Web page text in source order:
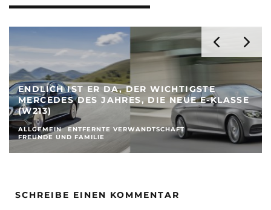
ENDLICH IST ER DA, DER WICHTIGSTE
MERCEDES DES JAHRES, DIE NEUE E-KLASSE
(W213)
ALLGEMEIN
ENTFERNTE VERWANDTSCHAFT
FREUNDE UND FAMILIE
SCHREIBE EINEN KOMMENTAR